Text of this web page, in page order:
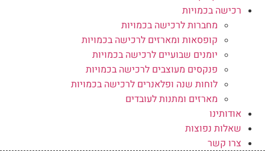
רכישה בכמויות
מחברות לרכישה בכמויות
קופסאות ומארזים לרכישה בכמויות
יומנים שבועיים לרכישה בכמויות
פנקסים מעוצבים לרכישה בכמויות
לוחות שנה ופלאנרים לרכישה בכמויות
מארזים ומתנות לעובדים
אודותינו
שאלות נפוצות
צרו קשר